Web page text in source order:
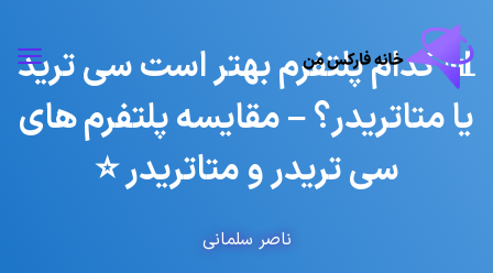
📊 کدام پلتفرم بهتر است سی ترید
یا متاتریدر؟ – مقایسه پلتفرم های
سی تریدر و متاتریدر ⭐️
ناصر سلمانی